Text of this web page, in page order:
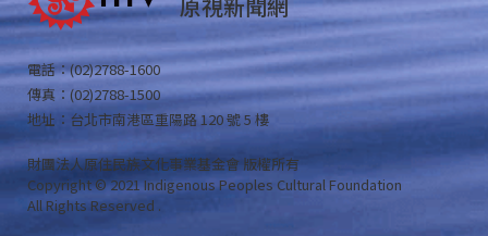
電話：(02)2788-1600
傳真：(02)2788-1500
地址：台北市南港區重陽路 120 號 5 樓
財團法人原住民族文化事業基金會 版權所有
Copyright © 2021 Indigenous Peoples Cultural Foundation
All Rights Reserved .